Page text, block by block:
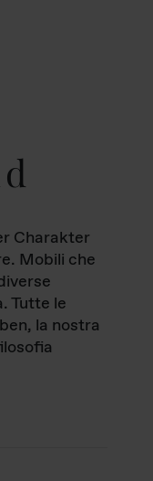
Charakter
Mobili che
Tutte le
la nostra